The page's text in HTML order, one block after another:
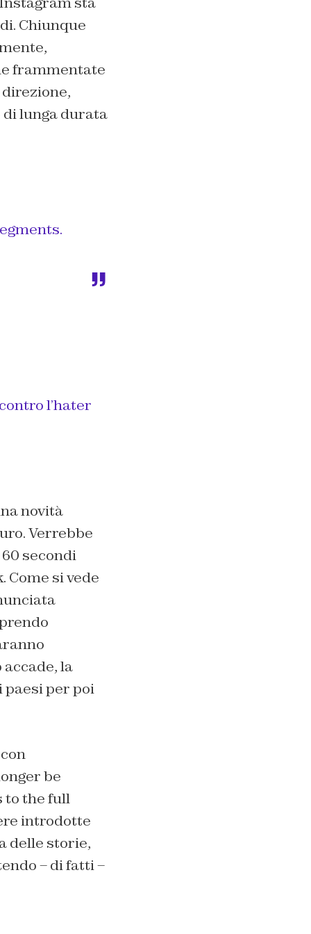
Chiunque
frammentate
lunga durata
l’hater
novità
Verrebbe
secondi
Come si vede
la
paesi per poi
be
to the full
introdotte
delle storie,
– di fatti –